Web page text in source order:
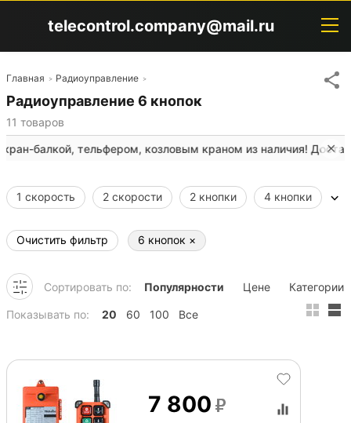
telecontrol.company@mail.ru
Главная Радиоуправление
Радиоуправление 6 кнопок
11 товаров
тельфером, козловым краном из наличия! Доставка
✕
1 скорость 2 скорости 2 кнопки 4 кнопки
Джойстик Взрывозащищенное
Очистить фильтр 6 кнопок ×
Сортировать по: Популярности Цене Категории
Показывать по: 20 60 100 Все
7 800